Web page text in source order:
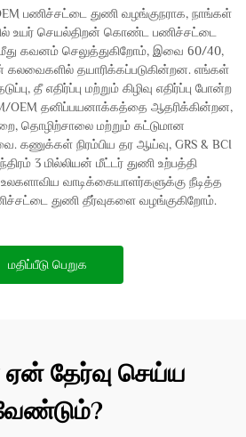
பணிச்சட்டை துணி வழங்குநராக, நாங்கள்
உயர் செயல்திறன் கொண்ட பணிச்சட்டை
கவனம் செலுத்துகிறோம், இவை 60/40,
கலவைகளில் தயாரிக்கப்படுகின்றன. எங்கள்
தீ எதிர்ப்பு மற்றும் கிழிவு எதிர்ப்பு போன்ற
OEM தனிப்பயனாக்கத்தை ஆதரிக்கின்றன,
தொழிற்சாலை மற்றும் கட்டுமான
கணுக்கள் நிரம்பிய தர ஆய்வு, GRS & BCI
3 மில்லியன் மீட்டர் துணி உற்பத்தி
வாடிக்கையாளர்களுக்கு நீடித்த
துணி தீர்வுகளை வழங்குகிறோம்.
மதிப்பீடு பெறுக
தேர்வு செய்ய